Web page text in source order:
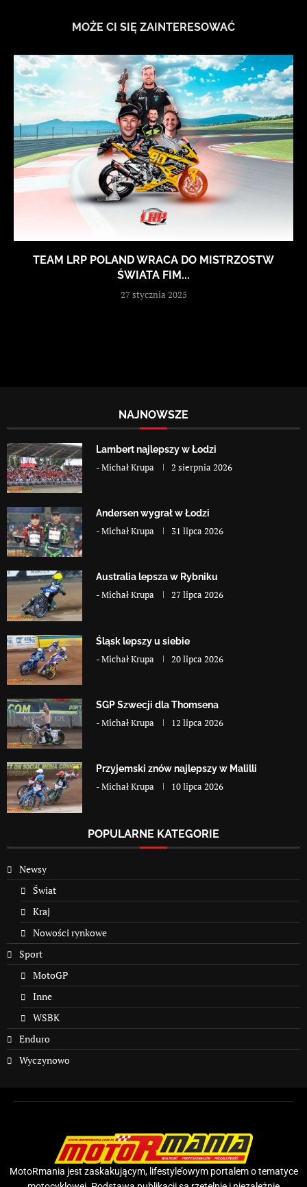
MOŻE CI SIĘ ZAINTERESOWAĆ
TEAM LRP POLAND WRACA DO MISTRZOSTW
ŚWIATA FIM...
27 stycznia 2025
NAJNOWSZE
Lambert najlepszy w Łodzi
-Michał Krupa 2 sierpnia 2026
Andersen wygrał w Łodzi
-Michał Krupa 31 lipca 2026
Australia lepsza w Rybniku
-Michał Krupa 27 lipca 2026
Śląsk lepszy u siebie
-Michał Krupa 20 lipca 2026
SGP Szwecji dla Thomsena
-Michał Krupa 12 lipca 2026
Przyjemski znów najlepszy w Malilli
-Michał Krupa 10 lipca 2026
POPULARNE KATEGORIE
Newsy
Świat
Kraj
Nowości rynkowe
Sport
MotoGP
Inne
WSBK
Enduro
Wyczynowo
MotoRmania jest zaskakującym, lifestyle’owym portalem o tematyce